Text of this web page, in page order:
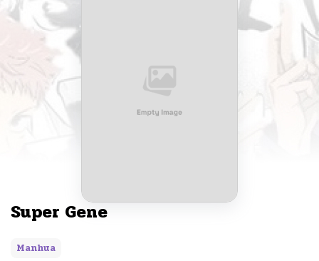
Super Gene
Manhua